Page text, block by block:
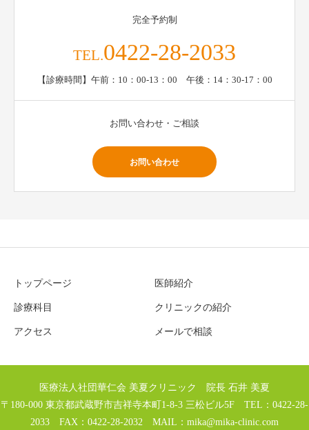
完全予約制
TEL.0422-28-2033
【診療時間】午前：10：00-13：00 午後：14：30-17：00
お問い合わせ・ご相談
お問い合わせ
トップページ 医師紹介
診療科目 クリニックの紹介
アクセス メールで相談
医療法人社団華仁会 美夏クリニック 院長 石井 美夏
〒180-000 東京都武蔵野市吉祥寺本町1-8-3 三松ビル5F TEL：0422-28-
2033 FAX：0422-28-2032 MAIL： mika@mika-clinic.com